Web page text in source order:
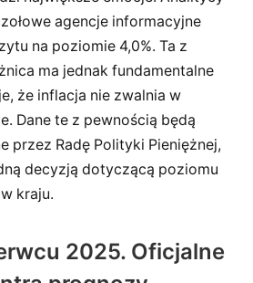
agencje informacyjne
na poziomie 4,0%. Ta z
ma jednak fundamentalne
że inflacja nie zwalnia w
Dane te z pewnością będą
przez Radę Polityki Pieniężnej,
decyzją dotyczącą poziomu
kraju.
2025. Oficjalne